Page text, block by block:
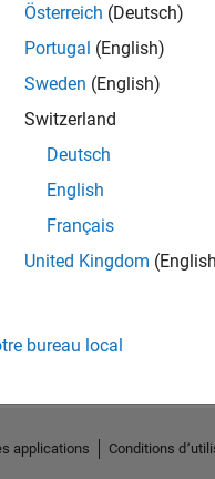
Österreich (Deutsch)
Portugal (English)
Sweden (English)
Switzerland
Deutsch
English
Français
United Kingdom
bureau local
applications
Conditions